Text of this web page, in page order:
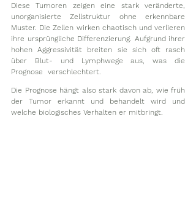
Diese Tumoren zeigen eine stark veränderte,
unorganisierte Zellstruktur ohne erkennbare
Muster. Die Zellen wirken chaotisch und verlieren
ihre ursprüngliche Differenzierung. Aufgrund ihrer
hohen Aggressivität breiten sie sich oft rasch
über Blut- und Lymphwege aus, was die
Prognose  verschlechtert.
Die Prognose hängt also stark davon ab, wie früh
der Tumor erkannt und behandelt wird und
welche biologisches Verhalten er mitbringt.